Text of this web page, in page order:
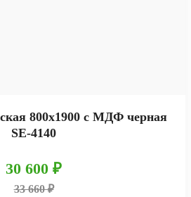
800х1900 с МДФ черная
SE-4140
30 600 ₽
33 660 ₽